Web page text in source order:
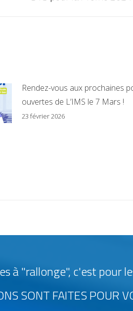
Rendez-vous aux prochaines
ouvertes de L’IMS le 7 Mars !
23 février 2026
à "rallonge", c'est pour
SONT FAITES POUR